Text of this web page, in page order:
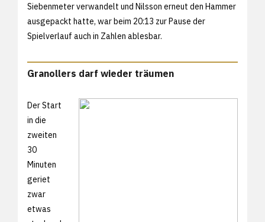
Siebenmeter verwandelt und Nilsson erneut den Hammer
ausgepackt hatte, war beim 20:13 zur Pause der
Spielverlauf auch in Zahlen ablesbar.
Granollers darf wieder träumen
Der Start
in die
zweiten
30
Minuten
geriet
zwar
etwas